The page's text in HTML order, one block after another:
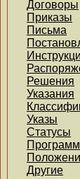
Договоры
Приказы
Письма
Решения
Указания
Указы
Статусы
Другие